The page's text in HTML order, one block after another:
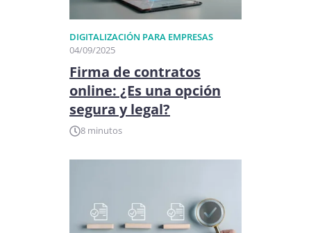
DIGITALIZACIÓN PARA EMPRESAS
04/09/2025
Firma de contratos
online: ¿Es una opción
segura y legal?
8 minutos